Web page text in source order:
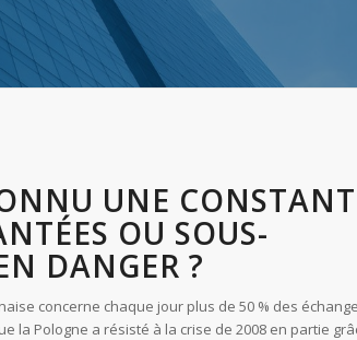
UNE
OU SOUS-
DANGER ?
concerne chaque jour plus de 50 % des
la Pologne a résisté à la crise de 2008 en partie